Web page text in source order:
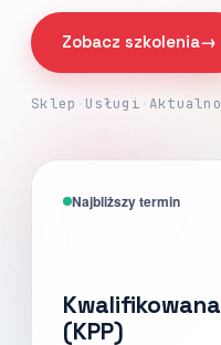
Zobacz szkolenia→
Sklep · Usługi ·
Najbliższy termin
Kwalifikowana
(KPP)